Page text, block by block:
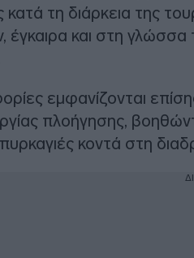
κατά τη διάρκεια της
έγκαιρα και στη γλώσσα
εμφανίζονται
πλοήγησης,
κοντά στη